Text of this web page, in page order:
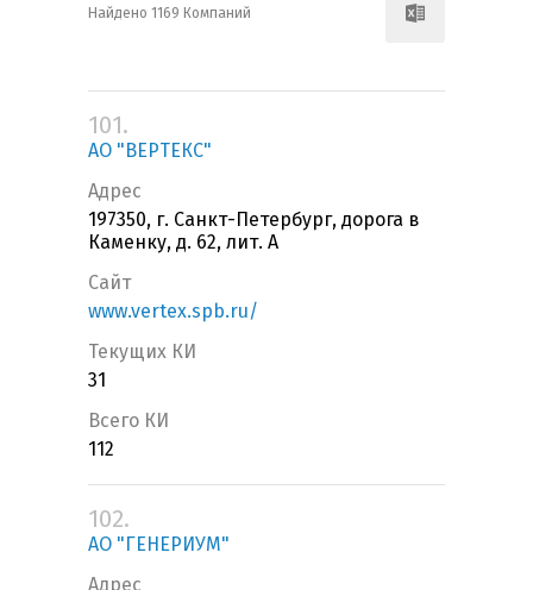
Найдено 1169 Компаний
101.
АО "ВЕРТЕКС"
Адрес
197350, г. Санкт-Петербург, дорога в
Каменку, д. 62, лит. А
Сайт
www.vertex.spb.ru/
Текущих КИ
31
Всего КИ
112
102.
АО "ГЕНЕРИУМ"
Адрес